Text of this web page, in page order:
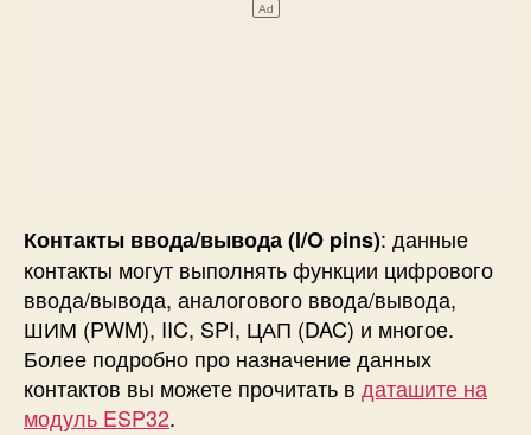
Контакты ввода/вывода (I/O pins): данные
контакты могут выполнять функции цифрового
ввода/вывода, аналогового ввода/вывода,
ШИМ (PWM), IIC, SPI, ЦАП (DAC) и многое.
Более подробно про назначение данных
контактов вы можете прочитать в даташите на
модуль ESP32.